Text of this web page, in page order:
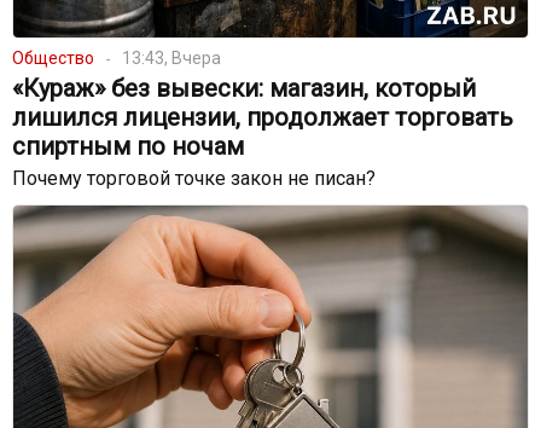
Общество 13:43, Вчера
«Кураж» без вывески: магазин, который
лишился лицензии, продолжает торговать
спиртным по ночам
Почему торговой точке закон не писан?